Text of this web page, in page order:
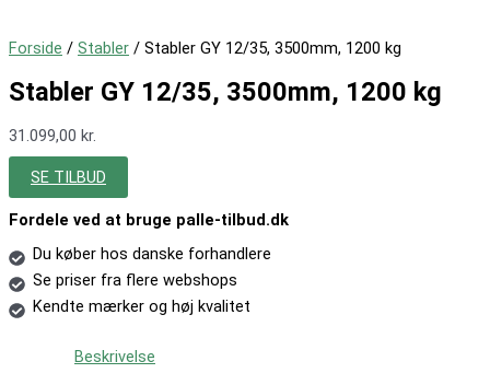
Forside / Stabler / Stabler GY 12/35, 3500mm, 1200 kg
Stabler GY 12/35, 3500mm, 1200 kg
31.099,00 kr.
SE TILBUD
Fordele ved at bruge palle-tilbud.dk
Du køber hos danske forhandlere
Se priser fra flere webshops
Kendte mærker og høj kvalitet
Beskrivelse